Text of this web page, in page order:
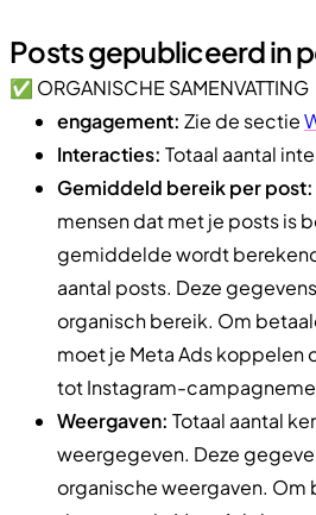
Posts gepubliceerd in
✅ ORGANISCHE SAMENVATTING
engagement: Zie de sectie
Interacties: Totaal aantal
Gemiddeld bereik per post:
mensen dat met je posts is
gemiddelde wordt
aantal posts. Deze
organisch bereik. Om
moet je Meta Ads koppelen
tot Instagram-
Weergaven: Totaal aantal
weergegeven. Deze
organische weergaven.